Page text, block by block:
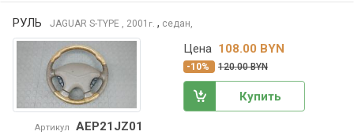
РУЛЬ JAGUAR S-TYPE , 2001 г. , седан,
Артикул AEP21JZ01
Цена 108.00 BYN
-10% 120.00 BYN
Купить